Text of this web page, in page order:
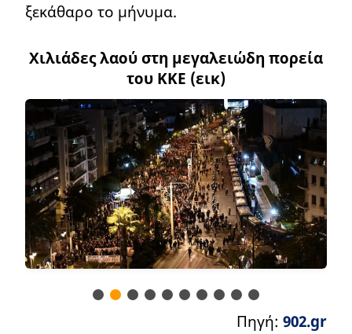
ξεκάθαρο το μήνυμα.
Χιλιάδες λαού στη μεγαλειώδη πορεία
του ΚΚΕ (εικ)
Πηγή: 902.gr